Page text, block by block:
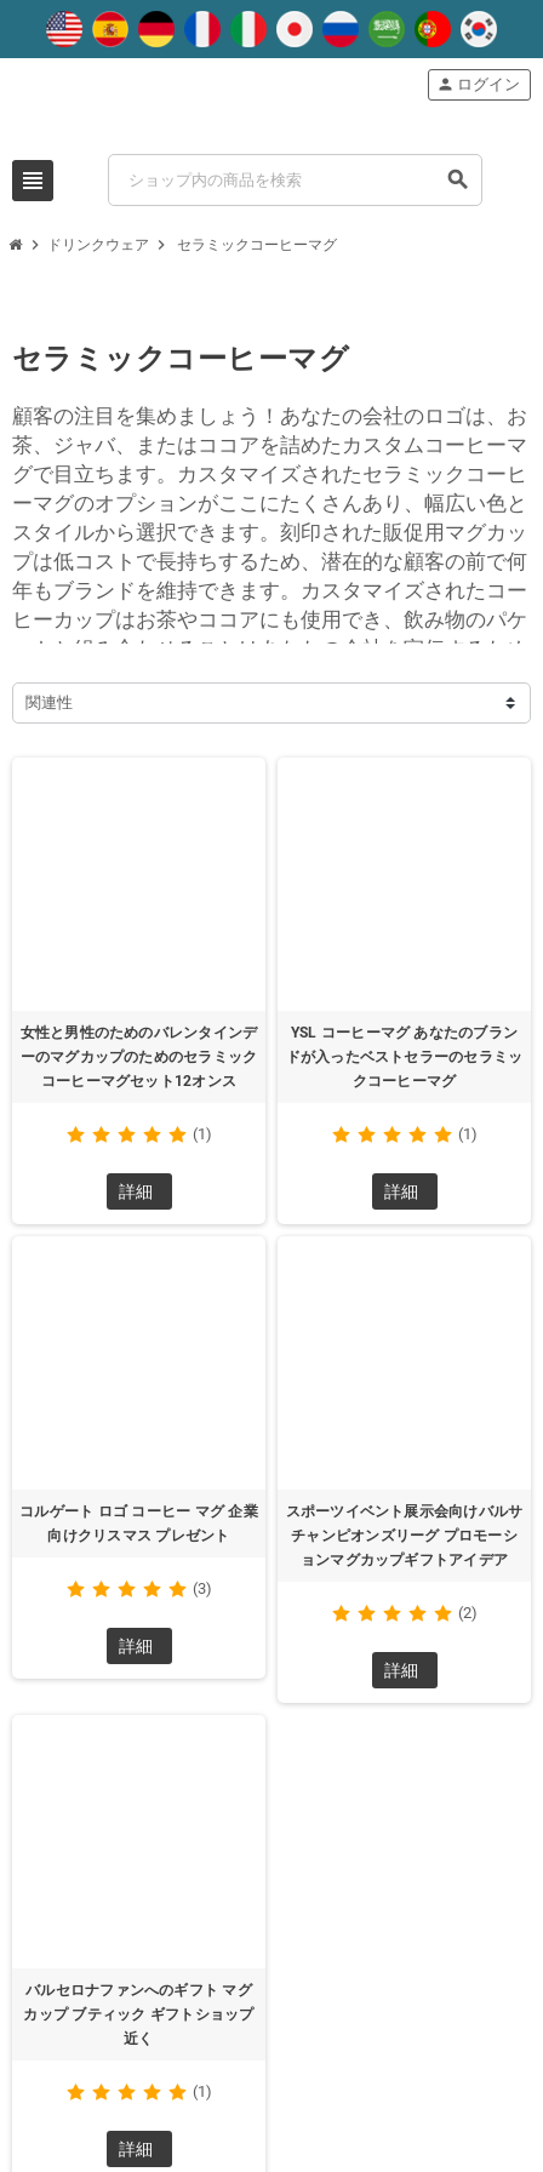
view_headline search
person ログイン
chevron_right ドリンクウェア chevron_right セラミックコーヒーマグ
セラミックコーヒーマグ
顧客の注目を集めましょう！あなたの会社のロゴは、お
茶、ジャバ、またはココアを詰めたカスタムコーヒーマ
グで目立ちます。カスタマイズされたセラミックコーヒ
ーマグのオプションがここにたくさんあり、幅広い色と
スタイルから選択できます。刻印された販促用マグカッ
プは低コストで長持ちするため、潜在的な顧客の前で何
年もブランドを維持できます。カスタマイズされたコー
ヒーカップはお茶やココアにも使用でき、飲み物のパケ
ットと組み合わせることはあなたの会社を宣伝するため
の素晴らしい方法です！私たちは中国の有名な販促用セ
ラミックコーヒーマグのメーカーとサプライヤーです。
関連性
女性と男性のためのバレンタインデ
ーのマグカップのためのセラミック
コーヒーマグセット12オンス
(1)
詳細
YSL コーヒーマグ あなたのブラン
ドが入ったベストセラーのセラミッ
クコーヒーマグ
(1)
詳細
コルゲート ロゴ コーヒー マグ 企業
向けクリスマス プレゼント
(3)
詳細
スポーツイベント展示会向けバルサ
チャンピオンズリーグ プロモーシ
ョンマグカップギフトアイデア
(2)
詳細
バルセロナファンへのギフト マグ
カップ ブティック ギフトショップ
近く
(1)
詳細